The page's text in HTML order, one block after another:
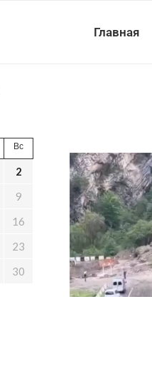
Главная
Вс
2
9
16
23
30